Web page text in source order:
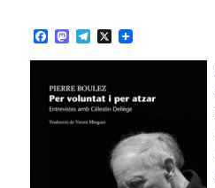
F
c
b
o
o
M
s
o
d
o
T
l
g
r
a
X